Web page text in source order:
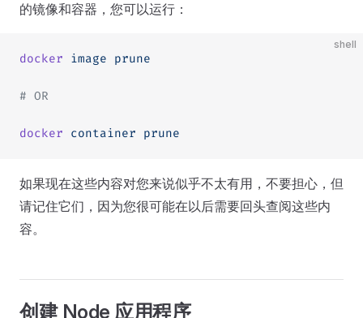
的镜像和容器，您可以运行：
shell
docker image prune
# OR
docker container prune
如果现在这些内容对您来说似乎不太有用，不要担心，但
请记住它们，因为您很可能在以后需要回头查阅这些内
容。
创建 Node 应用程序